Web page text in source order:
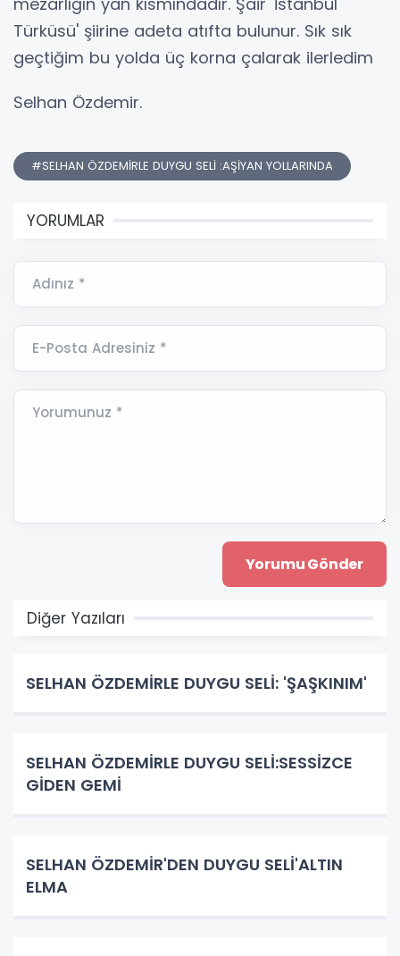
Türküsü' şiirine adeta atıfta bulunur. Sık sık
geçtiğim bu yolda üç korna çalarak ilerledim
Selhan Özdemir.
#SELHAN ÖZDEMİRLE DUYGU SELİ :AŞİYAN YOLLARINDA
YORUMLAR
Adınız *
E-Posta Adresiniz *
Yorumunuz *
Diğer Yazıları
SELHAN ÖZDEMİRLE DUYGU SELİ: 'ŞAŞKINIM'
SELHAN ÖZDEMİRLE DUYGU SELİ:SESSİZCE
GİDEN GEMİ
SELHAN ÖZDEMİR'DEN DUYGU SELİ'ALTIN
ELMA